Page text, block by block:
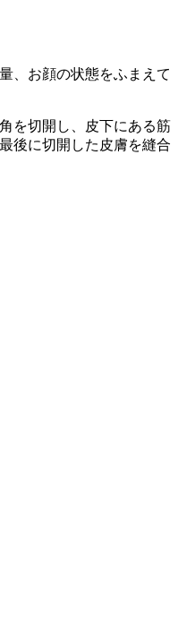
、お顔の状態をふまえて
を切開し、皮下にある筋
後に切開した皮膚を縫合